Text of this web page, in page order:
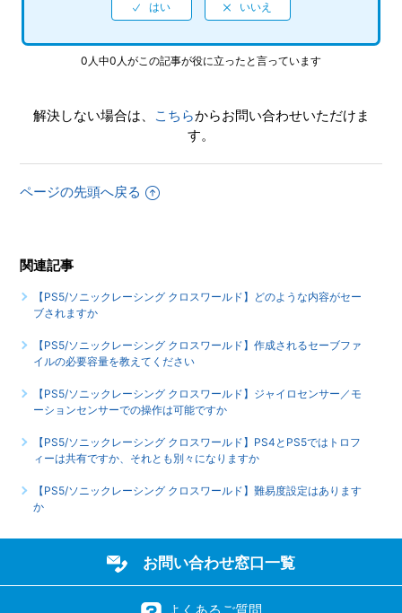
【PS5/ソニックレーシング クロスワールド】Steam／Epic
Games Store 版の問い合わせ先はどこですか
【PS5/ソニックレーシング クロスワールド】プレイ動画や
ゲーム画面写真を、動画サイト／SNS等で公開してもいいで
いのですが、何かコツはありませんか
もっと見る
0人中0人がこの記事が役に立ったと言っています
解決しない場合は、 こちらからお問い合わせいただけま
す。
ページの先頭へ戻る
関連記事
【PS5/ソニックレーシング クロスワールド】どのような内容がセー
ブされますか
【PS5/ソニックレーシング クロスワールド】作成されるセーブファ
イルの必要容量を教えてください
【PS5/ソニックレーシング クロスワールド】ジャイロセンサー／モ
ーションセンサーでの操作は可能ですか
【PS5/ソニックレーシング クロスワールド】PS4とPS5ではトロフ
ィーは共有ですか、それとも別々になりますか
【PS5/ソニックレーシング クロスワールド】難易度設定はあります
か
お問い合わせ窓口一覧